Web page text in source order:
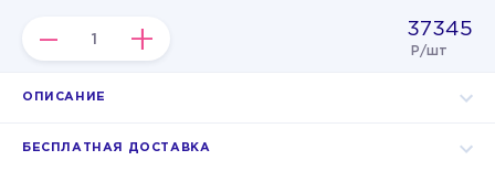
– + 37345
Р/шт
ОПИСАНИЕ
БЕСПЛАТНАЯ ДОСТАВКА